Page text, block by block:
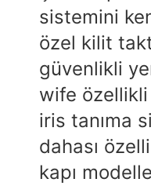
sistemini
özel kilit
güvenlikli
wife
iris tanıma
dahası
kapı